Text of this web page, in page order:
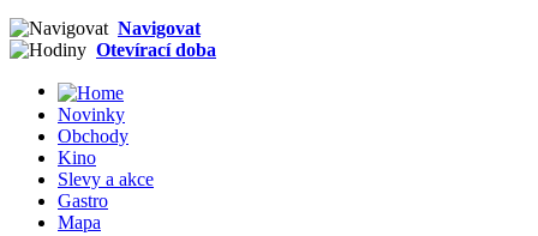
Navigovat
Otevírací doba
Novinky
Obchody
Kino
Slevy a akce
Gastro
Mapa